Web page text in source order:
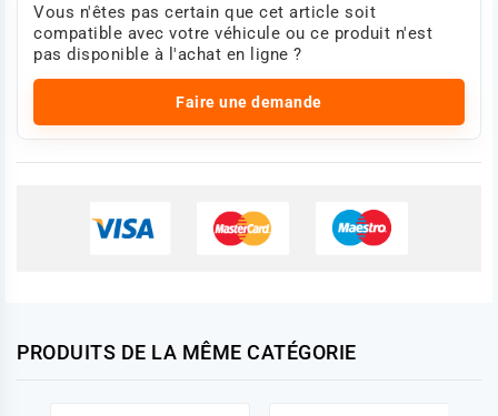
Vous n'êtes pas certain que cet article soit
compatible avec votre véhicule ou ce produit n'est
pas disponible à l'achat en ligne ?
Faire une demande
PRODUITS DE LA MÊME CATÉGORIE